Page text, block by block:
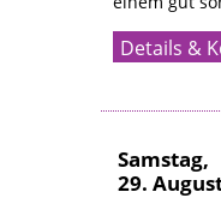
Details &
Samstag,
29.